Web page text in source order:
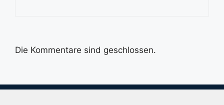
Die Kommentare sind geschlossen.